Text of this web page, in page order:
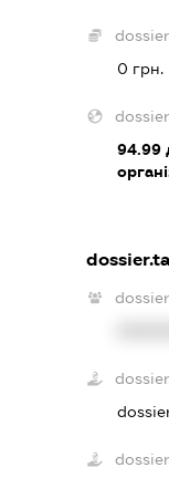
0 грн.
94.99